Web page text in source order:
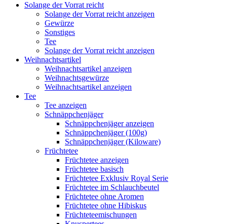
Solange der Vorrat reicht
Solange der Vorrat reicht anzeigen
Gewürze
Sonstiges
Tee
Solange der Vorrat reicht anzeigen
Weihnachtsartikel
Weihnachtsartikel anzeigen
Weihnachtsgewürze
Weihnachtsartikel anzeigen
Tee
Tee anzeigen
Schnäppchenjäger
Schnäppchenjäger anzeigen
Schnäppchenjäger (100g)
Schnäppchenjäger (Kiloware)
Früchtetee
Früchtetee anzeigen
Früchtetee basisch
Früchtetee Exklusiv Royal Serie
Früchtetee im Schlauchbeutel
Früchtetee ohne Aromen
Früchtetee ohne Hibiskus
Früchteteemischungen